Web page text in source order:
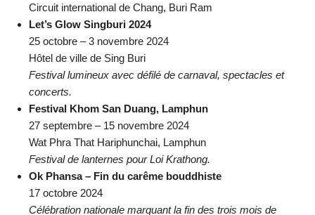
Circuit international de Chang, Buri Ram
Let’s Glow Singburi 2024
25 octobre – 3 novembre 2024
Hôtel de ville de Sing Buri
Festival lumineux avec défilé de carnaval, spectacles et
concerts.
Festival Khom San Duang, Lamphun
27 septembre – 15 novembre 2024
Wat Phra That Hariphunchai, Lamphun
Festival de lanternes pour Loi Krathong.
Ok Phansa – Fin du carême bouddhiste
17 octobre 2024
Célébration nationale marquant la fin des trois mois de